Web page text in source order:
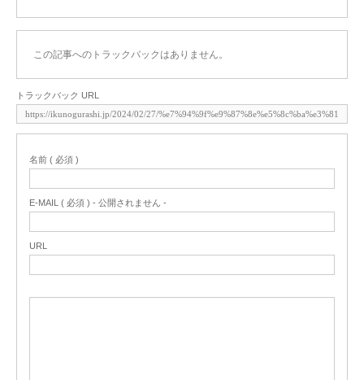
この記事へのトラックバックはありません。
トラックバック URL
名前 ( 必須 )
E-MAIL ( 必須 ) - 公開されません -
URL